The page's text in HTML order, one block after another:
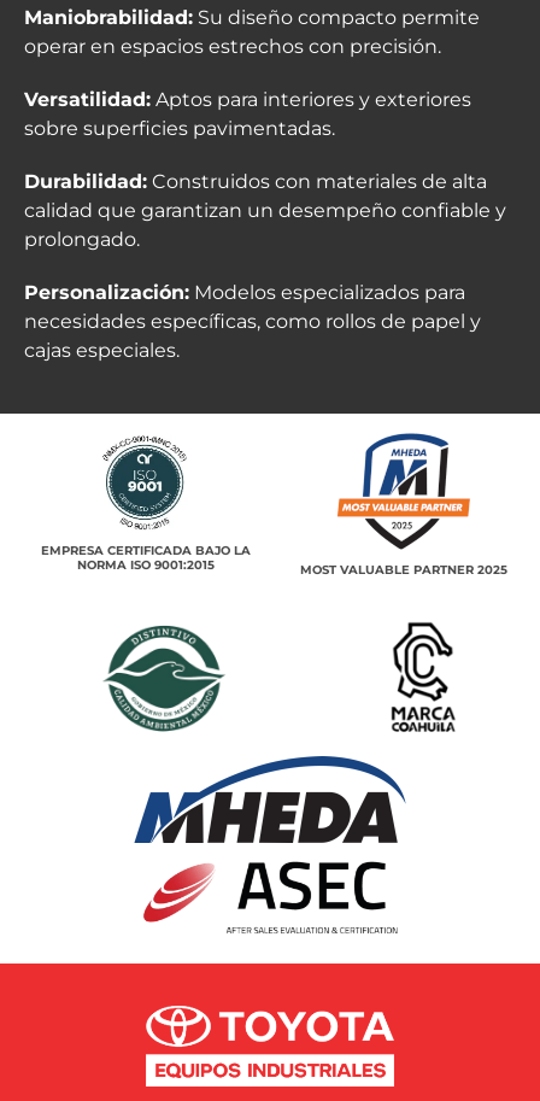
Maniobrabilidad: Su diseño compacto permite
operar en espacios estrechos con precisión.
Versatilidad: Aptos para interiores y exteriores
sobre superficies pavimentadas.
Durabilidad: Construidos con materiales de alta
calidad que garantizan un desempeño confiable y
prolongado.
Personalización: Modelos especializados para
necesidades específicas, como rollos de papel y
cajas especiales.
EMPRESA CERTIFICADA BAJO LA
NORMA ISO 9001:2015
MOST VALUABLE PARTNER 2025